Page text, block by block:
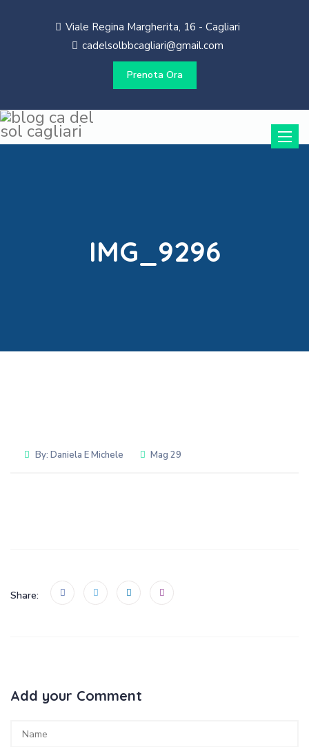
Viale Regina Margherita, 16 - Cagliari
cadelsolbbcagliari@gmail.com
Prenota Ora
Toggle
IMG_9296
By: Daniela E Michele Mag 29
Share:
Add your Comment